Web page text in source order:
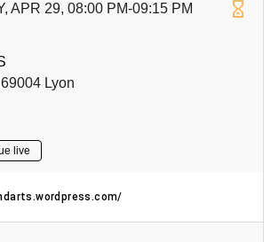
APR 29, 08:00 PM-09:15 PM
Lyon
live